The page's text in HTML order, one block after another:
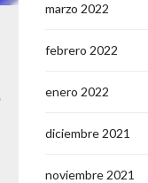
marzo 2022
febrero 2022
enero 2022
diciembre 2021
noviembre 2021